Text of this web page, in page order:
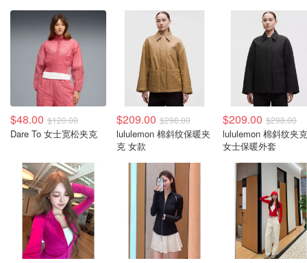
$48.00 $120.00
Dare To 女士宽松夹克
$209.00 $298.00
lululemon 棉斜纹保暖夹
克 女款
$209.00 $298.00
lululemon 棉斜纹夹克
女士保暖外套